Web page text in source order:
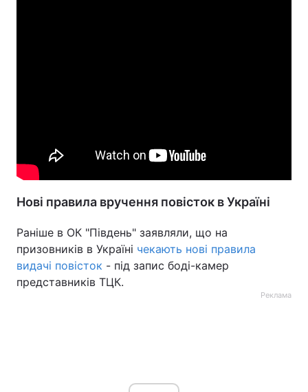
Нові правила вручення повісток в Україні
Раніше в ОК "Південь" заявляли, що на
призовників в Україні чекають нові правила
видачі повісток - під запис боді-камер
представників ТЦК.
Реклама